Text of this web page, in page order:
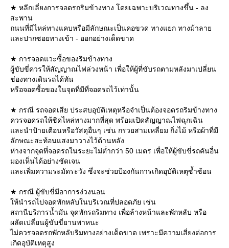
★ หลีกเลี่ยงการจอดรถริมข้างทาง โดยเฉพาะบริเวณทางขึ้น - ลง
สะพาน
ถนนที่มีไหล่ทางแคบหรือมีลักษณะเป็นคอขวด ทางแยก ทางม้าลา
ละปากซอยทางเข้า - ออกอย่างเด็ดขาด
★ การจอดแวะซื้อของริมข้างทาง
ผู้ขับขี่ควรให้สัญญาณไฟล่วงหน้า เพื่อให้ผู้ที่ขับรถตามหลังมาเปลี่ยน
ช่องทางเดินรถได้ทัน
หรือจอดซื้อของในจุดที่มีที่จอดรถไว้เท่านั้น
★ กรณี รถจอดเสีย ประสบอุบัติเหตุหรือจำเป็นต้องจอดรถริมข้างทาง
ควรจอดรถให้ชิดไหล่ทางมากที่สุด พร้อมเปิดสัญญาณไฟฉุกเฉิน
ละนำป้ายเตือนหรือวัสดุอื่นๆ เช่น กรวยสามเหลี่ยม กิ่งไม้ หรือผ้าที่มี
ลักษณะสะท้อนแสงมาวางไว้ด้านหลัง
ห่างจากจุดที่จอดรถในระยะไม่ต่ำกว่า 50 เมตร เพื่อให้ผู้ขับขี่รถคันอื่น
มองเห็นได้อย่างชัดเจน
ละเพิ่มความระมัดระวัง ซึ่งจะช่วยป้องกันการเกิดอุบัติเหตุซ้ำซ้อน
★ กรณี ผู้ขับขี่มีอาการง่วงนอน
ห้นำรถไปจอดพักหลับในบริเวณที่ปลอดภัย เช่น
สถานีบริการน้ำมัน จุดพักรถริมทาง เพื่อล้างหน้าและพักหลับ หรือ
ผลัดเปลี่ยนผู้ขับขี่ยานพาหนะ
ไม่ควรจอดรถพักหลับริมทางอย่างเด็ดขาด เพราะมีความเสี่ยงต่อการ
เกิดอุบัติเหตุสูง